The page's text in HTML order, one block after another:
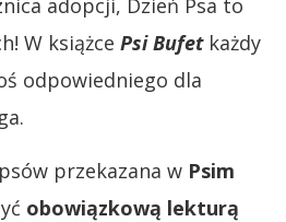
adopcji, Dzień Psa to
W książce Psi Bufetkażdy
odpowiedniego dla
przekazana w Psim
obowiązkową lekturą